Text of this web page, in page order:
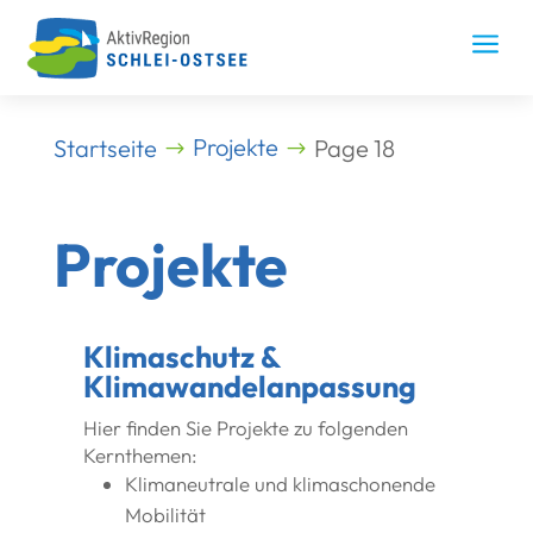
content
a
Startseite Projekte Page 18
Projekte
Klimaschutz &
Klimawandelanpassung
Hier finden Sie Projekte zu folgenden
Kernthemen:
Klimaneutrale und klimaschonende
Mobilität